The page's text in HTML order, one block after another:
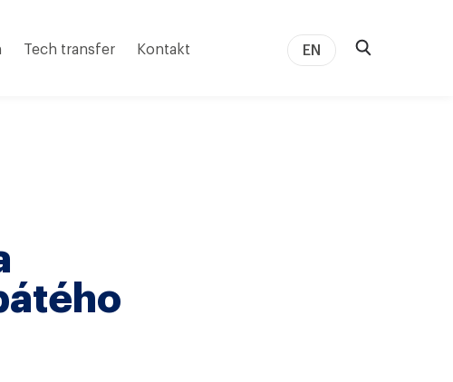
Tech transfer Kontakt EN